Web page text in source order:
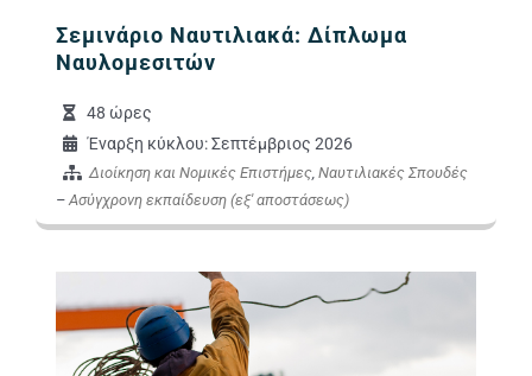
Σεμινάριο Ναυτιλιακά: Δίπλωμα
Ναυλομεσιτών
48 ώρες
Έναρξη κύκλου: Σεπτέμβριος 2026
Διοίκηση και Νομικές Επιστήμες,Ναυτιλιακές Σπουδές
–Ασύγχρονη εκπαίδευση (εξ' αποστάσεως)